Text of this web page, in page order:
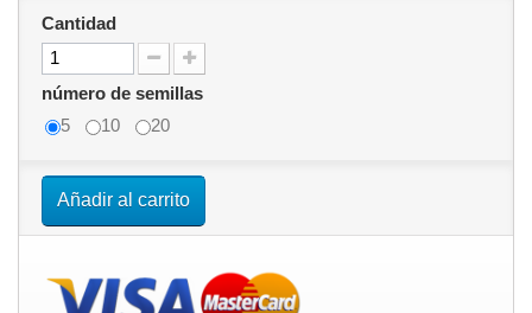
Cantidad
número de semillas
5
10 20
Añadir al carrito